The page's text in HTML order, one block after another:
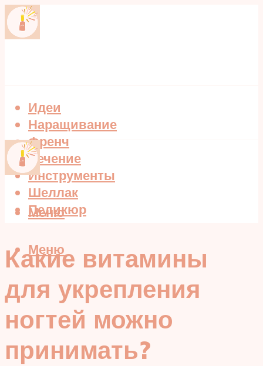
Идеи
Наращивание
Френч
Лечение
Инструменты
Шеллак
Педикюр
Меню
Меню
Какие витамины
для укрепления
ногтей можно
принимать?